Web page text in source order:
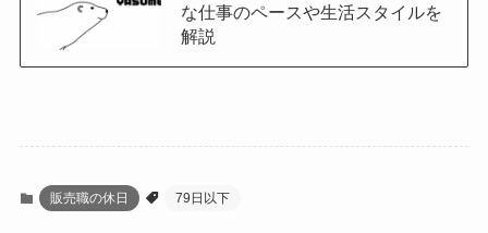
な仕事のペースや生活スタイルを
解説
販売職の休日 79日以下